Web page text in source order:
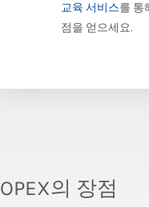
교육 서비스를 통
점을 얻으세요.
OPEX의 장점